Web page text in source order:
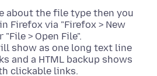
about the file type then you
Firefox via "Firefox > New
"File > Open File".
show as one long text line
and a HTML backup shows